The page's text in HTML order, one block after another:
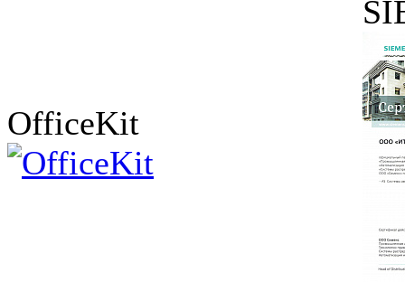
OfficeKit